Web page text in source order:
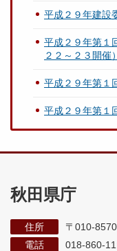
平成２９年建設
平成２９年第１
２２～２３開催）
平成２９年第１
平成２９年第１
秋田県庁
住所
〒010-
電話
018-860-